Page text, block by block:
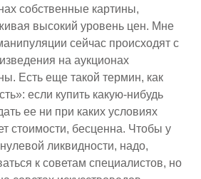
собственные картины,
высокий уровень цен. Мне
сейчас происходят с
на аукционах
Есть еще такой термин, как
если купить какую-нибудь
ее ни при каких условиях
стоимости, бесценна. Чтобы у
ликвидности, надо,
к советам специалистов, но